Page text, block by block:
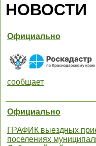
НОВОСТИ
Официально
сообщает
Официально
ГРАФИК выездных
поселениях